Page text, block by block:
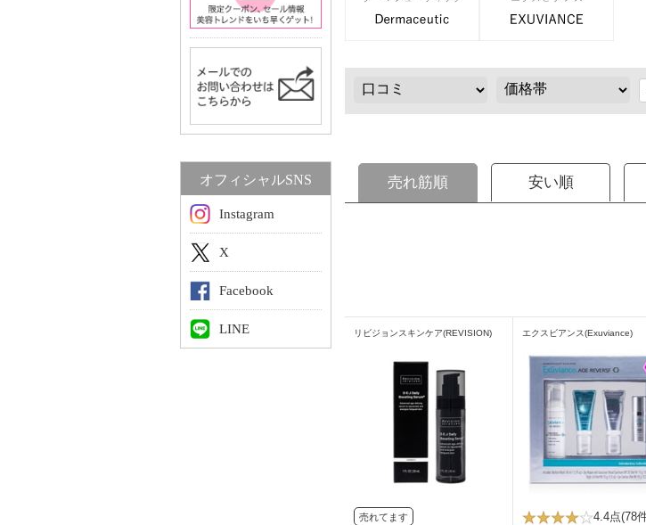
オフィシャルSNS
Instagram
X
Facebook
LINE
売れ筋順 安い順
リビジョンスキンケア(REVISION)
売れてます
エクスビアンス(Exuviance)
4.4点(78